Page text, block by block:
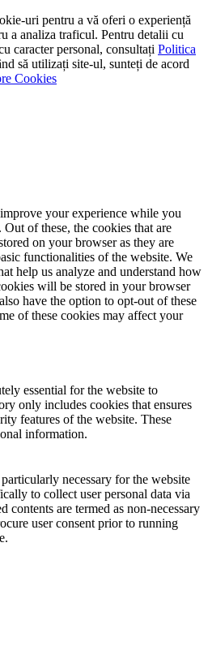
uri pentru a vă oferi o experiență
a analiza traficul. Pentru detalii cu
caracter personal, consultați Politica
să utilizați site-ul, sunteți de acord
Cookies
your experience while you
of these, the cookies that are
on your browser as they are
functionalities of the website. We
help us analyze and understand how
will be stored in your browser
have the option to opt-out of these
of these cookies may affect your
essential for the website to
only includes cookies that ensures
features of the website. These
information.
necessary for the website
to collect user personal data via
contents are termed as non-necessary
user consent prior to running